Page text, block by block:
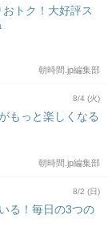
おトク！大好評ス
朝時間.jp編集部
8/4 (火)
もっと楽しくなる
朝時間.jp編集部
8/2 (日)
る！毎日の3つの